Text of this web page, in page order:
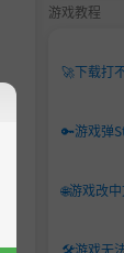
游戏教程
🚀下载打
🔑游戏弹
🌐游戏改
🛠️游戏无